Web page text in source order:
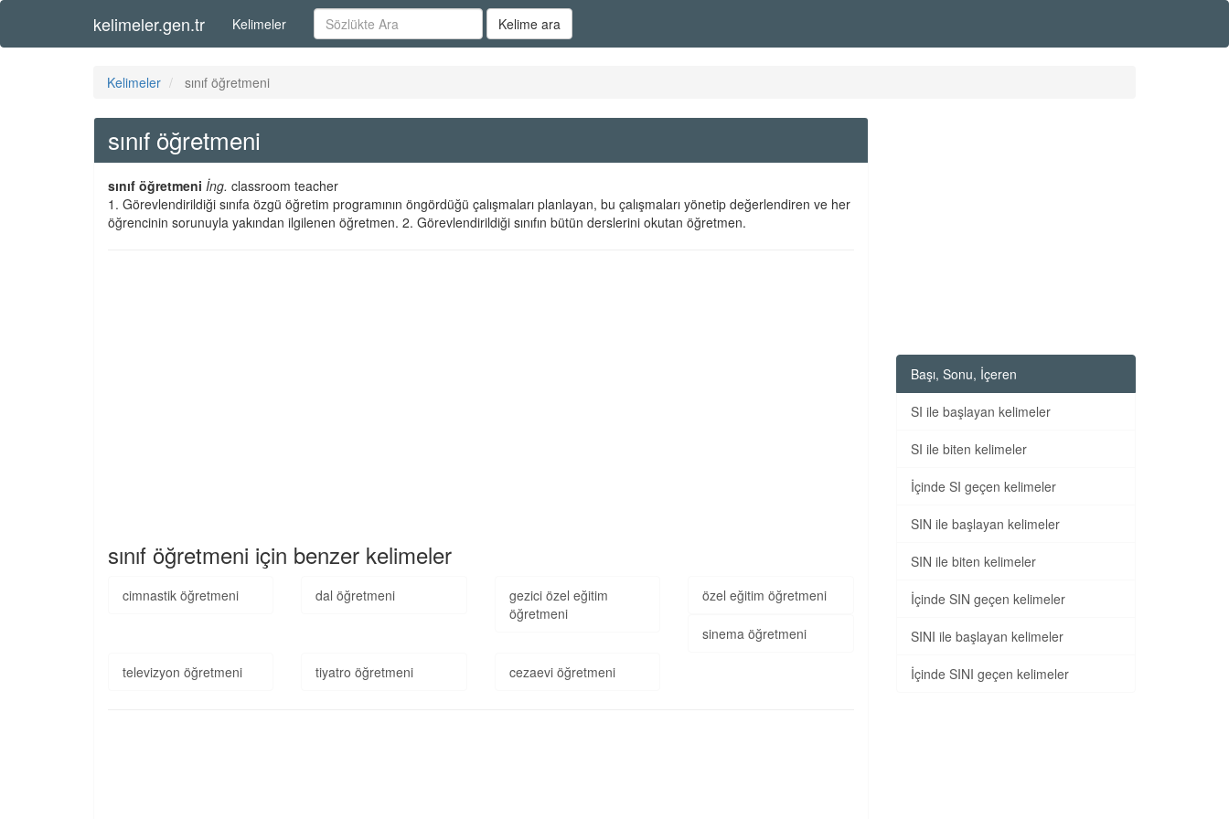
kelimeler.gen.tr Kelimeler Kelime ara
Kelimeler sınıf öğretmeni
sınıf öğretmeni
sınıf öğretmeni İng. classroom teacher
1. Görevlendirildiği sınıfa özgü öğretim programının öngördüğü çalışmaları planlayan, bu çalışmaları yönetip değerlendiren ve her
öğrencinin sorunuyla yakından ilgilenen öğretmen. 2. Görevlendirildiği sınıfın bütün derslerini okutan öğretmen.
sınıf öğretmeni için benzer kelimeler
cimnastik öğretmeni dal öğretmeni
gezici özel eğitim
öğretmeni
özel eğitim öğretmeni
sinema öğretmeni
televizyon öğretmeni tiyatro öğretmeni cezaevi öğretmeni
Başı, Sonu, İçeren
SI ile başlayan kelimeler
SI ile biten kelimeler
İçinde SI geçen kelimeler
SIN ile başlayan kelimeler
SIN ile biten kelimeler
İçinde SIN geçen kelimeler
SINI ile başlayan kelimeler
İçinde SINI geçen kelimeler